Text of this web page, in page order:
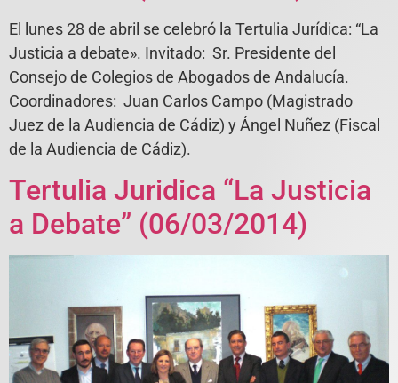
El lunes 28 de abril se celebró la Tertulia Jurídica: “La
Justicia a debate». Invitado: Sr. Presidente del
Consejo de Colegios de Abogados de Andalucía.
Coordinadores: Juan Carlos Campo (Magistrado
Juez de la Audiencia de Cádiz) y Ángel Nuñez (Fiscal
de la Audiencia de Cádiz).
Tertulia Juridica “La Justicia
a Debate” (06/03/2014)